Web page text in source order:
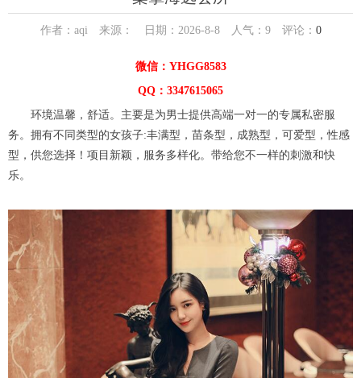
作者：aqi 来源： 日期：2026-8-8 人气： 9评论： 0
微信：YHGG8583
QQ：3347615065
环境温馨，舒适。主要是为男士提供高端一对一的专属私密服
务。拥有不同类型的女孩子:丰满型，苗条型，成熟型，可爱型，性感
型，供您选择！项目新颖，服务多样化。带给您不一样的刺激和快
乐。